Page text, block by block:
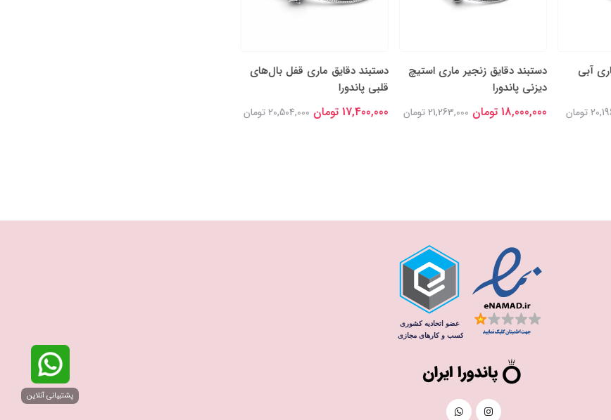
آبی
تومان
دستبند دقایق زنجیر ماری استیچ
دیزنی پاندورا
18,000,000 تومان 21,263,000 تومان
دستبند دقایق ماری قفل بال‌های
قلبی پاندورا
17,400,000 تومان 20,504,000 تومان
پشتیبانی آنلاین